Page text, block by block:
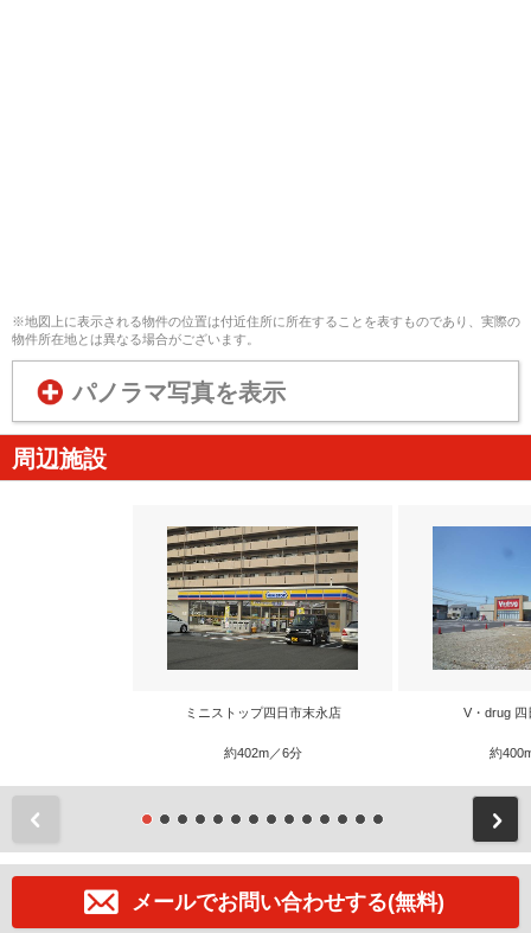
※地図上に表示される物件の位置は付近住所に所在することを表すものであり、実際の
物件所在地とは異なる場合がございます。
パノラマ写真を表示
周辺施設
ミニストップ四日市末永店
約402m／6分
V・drug 四
約
メールでお問い合わせする(無料)